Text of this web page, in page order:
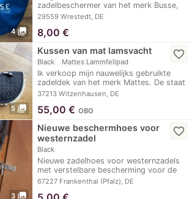
4 photo_library
zadelbeschermer van het merk Busse,
gemaakt van fleece en…
29559 Wrestedt, DE
8,00 €
5 photo_library
Kussen van mat lamsvacht
Black Mattes Lammfellpad
Ik verkoop mijn nauwelijks gebruikte
zadeldek van het merk Mattes. De staat
is erg…
37213 Witzenhausen, DE
favorite_border
55,00 € OBO
3 photo_library
Nieuwe beschermhoes voor
westernzadel
Black
Nieuwe zadelhoes voor westernzadels
met verstelbare bescherming voor de
zadelknop.
67227 Frankenthal (Pfalz), DE
favorite_border